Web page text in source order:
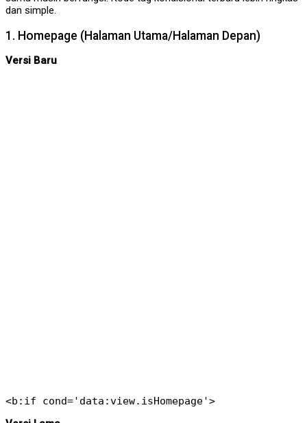
dan simple.
1. Homepage (Halaman Utama/Halaman Depan)
Versi Baru
<b:if cond='data:view.isHomepage'>